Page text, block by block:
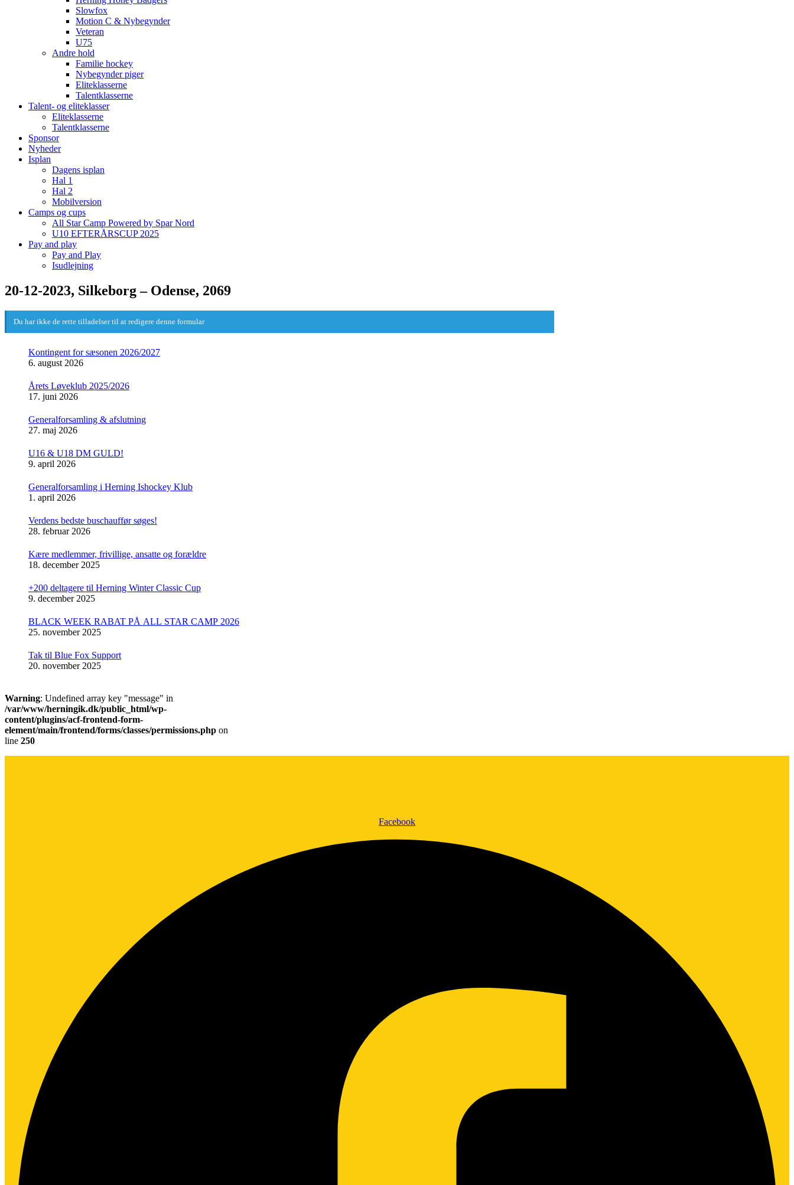
Slowfox
Motion C & Nybegynder
Veteran
U75
Andre hold
Familie hockey
Nybegynder piger
Eliteklasserne
Talentklasserne
Talent- og eliteklasser
Eliteklasserne
Talentklasserne
Sponsor
Nyheder
Isplan
Dagens isplan
Hal 1
Hal 2
Mobilversion
Camps og cups
All Star Camp Powered by Spar Nord
U10 EFTERÅRSCUP 2025
Pay and play
Pay and Play
Isudlejning
20-12-2023, Silkeborg – Odense, 2069
Du har ikke de rette tilladelser til at redigere denne formular
Kontingent for sæsonen 2026/2027
6. august 2026
Årets Løveklub 2025/2026
17. juni 2026
Generalforsamling & afslutning
27. maj 2026
U16 & U18 DM GULD!
9. april 2026
Generalforsamling i Herning Ishockey Klub
1. april 2026
Verdens bedste buschauffør søges!
28. februar 2026
Kære medlemmer, frivillige, ansatte og forældre
18. december 2025
+200 deltagere til Herning Winter Classic Cup
9. december 2025
BLACK WEEK RABAT PÅ ALL STAR CAMP 2026
25. november 2025
Tak til Blue Fox Support
20. november 2025
Warning: Undefined array key "message" in
/var/www/herningik.dk/public_html/wp-
content/plugins/acf-frontend-form-
element/main/frontend/forms/classes/permissions.php on
line 250
Facebook